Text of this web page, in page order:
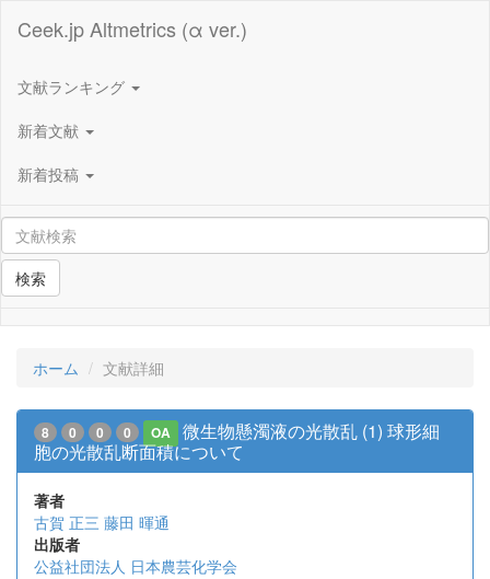
Ceek.jp Altmetrics (α ver.)
文献ランキング
新着文献
新着投稿
検索
ホーム 文献詳細
8 0 0 0 OA
微生物懸濁液の光散乱 (1) 球形細
胞の光散乱断面積について
著者
古賀 正三 藤田 暉通
出版者
公益社団法人 日本農芸化学会